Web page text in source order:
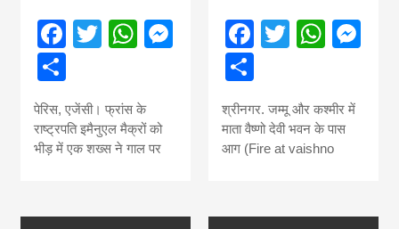
news,
Facebook
TwitterWhatsApp
Messenger
पेरिस, एजेंसी। फ्रांस के
राष्ट्रपति इमैनुएल मैक्रों को
भीड़ में एक शख्स ने गाल पर
Facebook
Twitter
श्रीनगर. जम्मू और कश्मीर में
माता वैष्णो देवी भवन के पास
आग (Fire at vaishno